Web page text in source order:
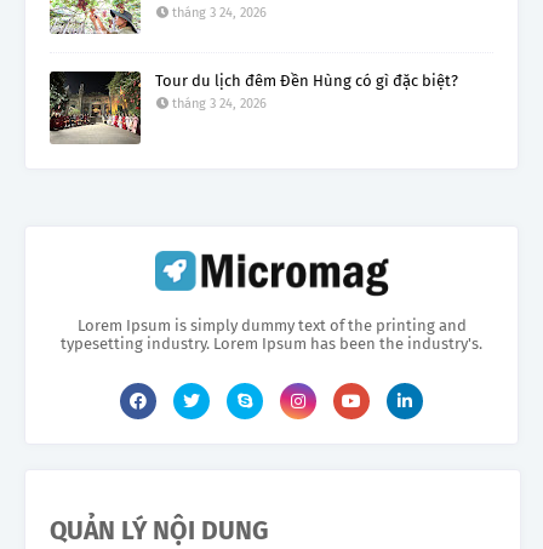
tháng 3 24, 2026
Tour du lịch đêm Đền Hùng có gì đặc biệt?
tháng 3 24, 2026
Lorem Ipsum is simply dummy text of the printing and
typesetting industry. Lorem Ipsum has been the industry's.
QUẢN LÝ NỘI DUNG